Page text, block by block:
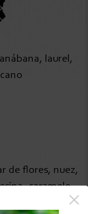
laurel,
de flores, nuez,
caramelo×